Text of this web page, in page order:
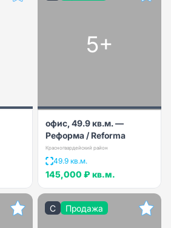
5+
офис, 49.9 кв.м. —
Реформа / Reforma
Красногвардейский район
49.9 кв.м.
145,000 ₽ кв.м.
C Продажа